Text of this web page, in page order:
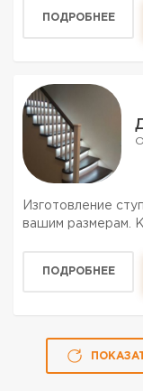
ПОДРОБНЕЕ
Изготовление
вашим размерам.
ПОДРОБНЕЕ